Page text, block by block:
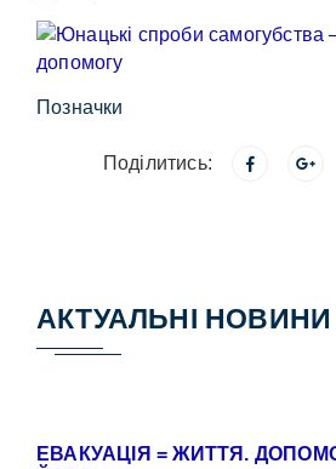
Позначки
Поділитись:
АКТУАЛЬНІ НОВИНИ
ЕВАКУАЦІЯ = ЖИТТЯ.